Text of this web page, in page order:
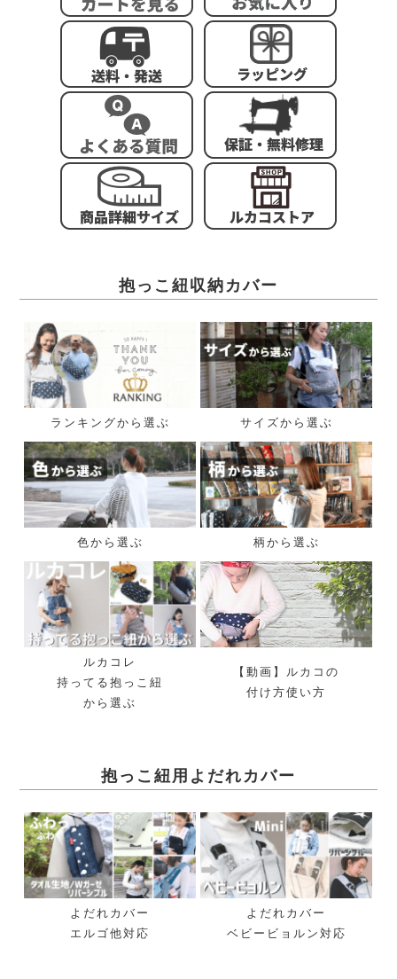
抱っこ紐収納カバー
ランキングから選ぶ サイズから選ぶ
色から選ぶ 柄から選ぶ
ルカコレ
持ってる抱っこ紐
から選ぶ
【動画】ルカコの
付け方使い方
抱っこ紐用よだれカバー
よだれカバー
エルゴ他対応
よだれカバー
ベビービョルン対応